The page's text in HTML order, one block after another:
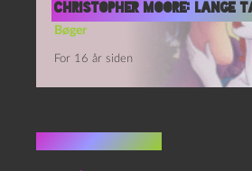
Christopher Moore: Lange
Bøger
For 16 år siden
2 kommentarer